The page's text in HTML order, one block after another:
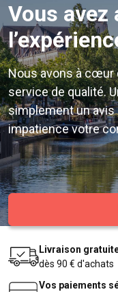
Vous avez
Nous avons à cœur
service de qualité.
simplement un
impatience votre
Livraison
dès 90 € d'achats
Vos paiements